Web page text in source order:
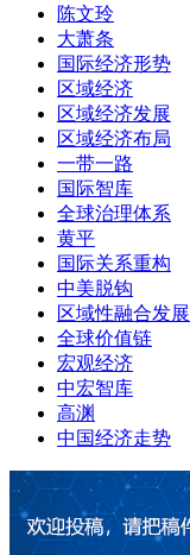
陈文玲
大萧条
国际经济形势
区域经济
区域经济发展
区域经济布局
一带一路
国际智库
全球治理体系
黄平
国际关系重构
中美脱钩
区域性融合发展
全球价值链
宏观经济
中宏智库
高渊
中国经济走势